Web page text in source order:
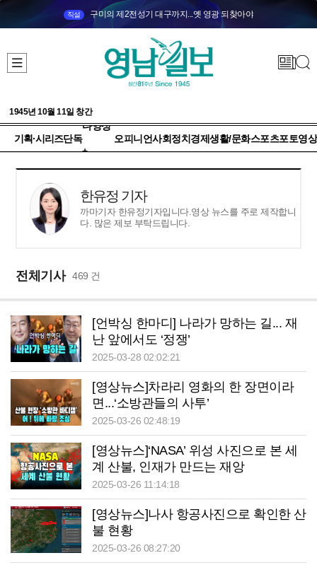
직설 구미의 제2전성기 대구까지...옛 영광 되찾아야
1945년 10월 11일 창간
기획·시리즈단독
다양성
+
오피니언사회정치 경제생활/문화스포츠포토영상
한유정 기자
까마기자 한유정기자입니다.영상 뉴스를 주로 제작합니
다. 많은 제보 부탁드립니다.
전체기사 469 건
[언박싱 한마디] 나라가 망하는 길... 재
난 앞에서도 ‘정쟁’
2025-03-28 02:02:21
[영상뉴스]차라리 영화의 한 장면이라
면...‘소방관들의 사투’
2025-03-26 02:48:19
[영상뉴스]‘NASA’ 위성 사진으로 본 세
계 산불, 인재가 만드는 재앙
2025-03-26 11:14:18
[영상뉴스]나사 항공사진으로 확인한 산
불 현황
2025-03-26 08:27:20